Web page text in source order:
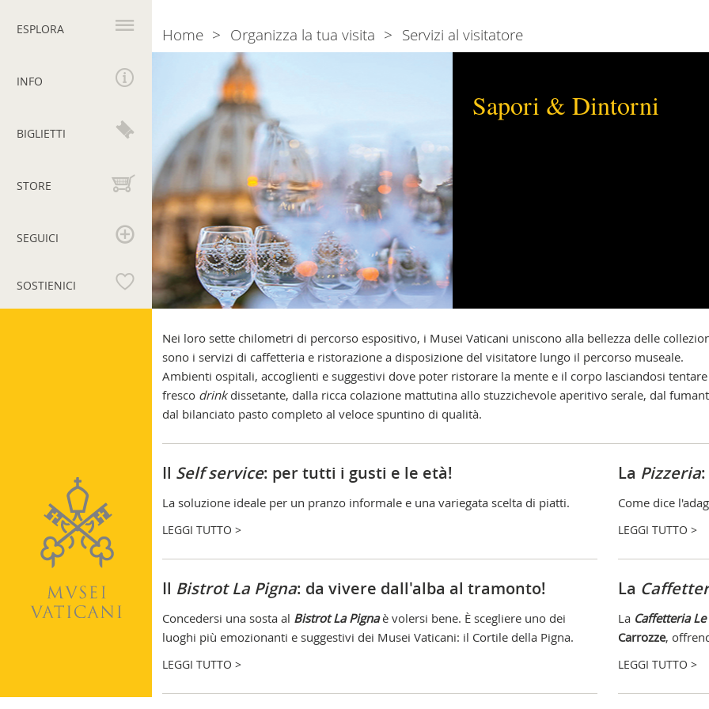
principale
ESPLORA
INFO
BIGLIETTI
STORE
SEGUICI
SOSTIENICI
Sapori & Dintorni
Nei loro sette chilometri di percorso espositivo, i Musei Vaticani uniscono alla bellezza delle
sono i servizi di caffetteria e ristorazione a disposizione del visitatore lungo il percorso museale.
Ambienti ospitali, accoglienti e suggestivi dove poter ristorare la mente e il corpo lasciandosi
fresco drink dissetante, dalla ricca colazione mattutina allo stuzzichevole aperitivo serale, dal
dal bilanciato pasto completo al veloce spuntino di qualità.
Il Self service: per tutti i gusti e le età!
La soluzione ideale per un pranzo informale e una variegata scelta di piatti.
LEGGI TUTTO >
Il Bistrot La Pigna: da vivere dall'alba al tramonto!
Concedersi una sosta al Bistrot La Pignaè volersi bene. È scegliere uno dei
luoghi più emozionanti e suggestivi dei Musei Vaticani: il Cortile della Pigna.
LEGGI TUTTO >
La Pizzeria:
Come dice
LEGGI TUTTO >
La
La Caffetteria
Carrozze,
LEGGI TUTTO >
Breadcrumb
Home Organizza la tua visita Servizi al visitatore